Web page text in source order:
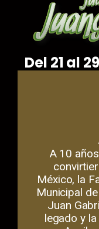
Del 21 al
A 10
México, la
Municipal
Juan
legado y